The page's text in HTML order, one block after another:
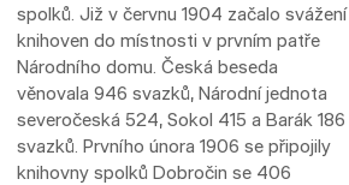
spolků. Již v červnu 1904 začalo svážení
knihoven do místnosti v prvním patře
Národního domu. Česká beseda
věnovala 946 svazků, Národní jednota
severočeská 524, Sokol 415 a Barák 186
svazků. Prvního února 1906 se připojily
knihovny spolků Dobročin se 406